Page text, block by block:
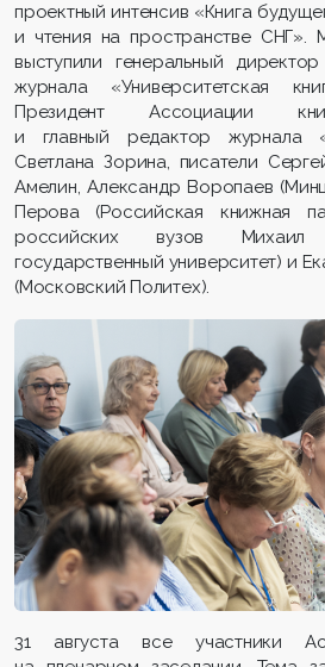
проектный интенсив «Книга
и чтения на пространстве СНГ».
выступили генеральный
журнала «Университетская
Президент Ассоциации
и главный редактор журнала
Светлана Зорина, писатели
Амелин, Александр Воропаев
Перова (Российская книжная
российских вузов
государственный университет) и
(Московский Политех).
31 августа все участники